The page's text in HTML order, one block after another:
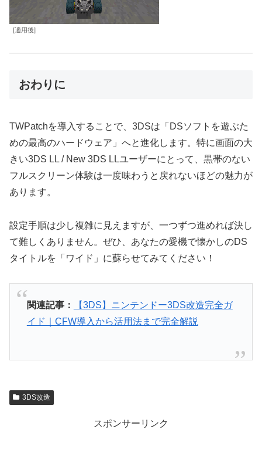
[適用後]
おわりに
TWPatchを導入することで、3DSは「DSソフトを遊ぶた
めの最高のハードウェア」へと進化します。特に画面の大
きい3DS LL / New 3DS LLユーザーにとって、黒帯のない
フルスクリーン体験は一度味わうと戻れないほどの魅力が
あります。
設定手順は少し複雑に見えますが、一つずつ進めれば決し
て難しくありません。ぜひ、あなたの愛機で懐かしのDS
タイトルを「ワイド」に蘇らせてみてください！
関連記事：
【3DS】ニンテンドー3DS改造完全ガ
イド｜CFW導入から活用法まで完全解説
3DS改造
スポンサーリンク